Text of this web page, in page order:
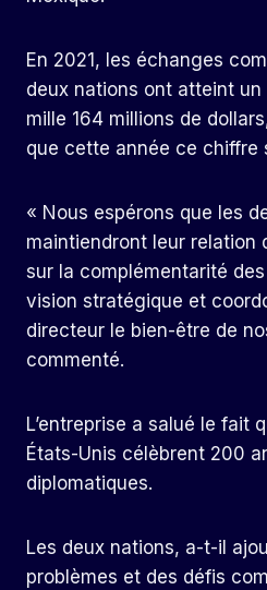
En 2021, les échanges
deux nations ont atteint un
mille 164 millions de
que cette année ce chiffre
« Nous espérons que les
maintiendront leur relation
sur la complémentarité
vision stratégique et
directeur le bien-être de
commenté.
L’entreprise a salué le fait
États-Unis célèbrent 200
diplomatiques.
Les deux nations, a-t-il
problèmes et des défis